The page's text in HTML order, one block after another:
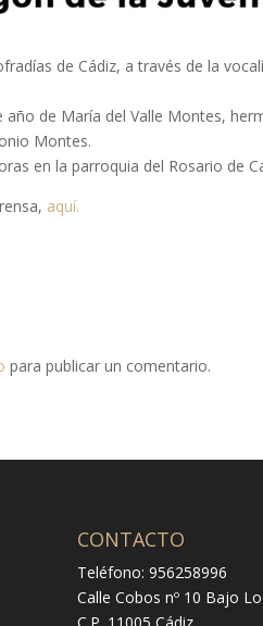
de Cádiz, a través de la
de María del Valle Montes,
Montes.
en la parroquia del Rosario de
aquí.
para publicar un comentario.
CONTACTO
Teléfono: 956258996
Calle Cobos nº 10 Bajo